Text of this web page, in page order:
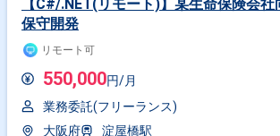
【C#/.NET(リモート)】某生命保険会
保守開発
リモート可
550,000円/月
業務委託(フリーランス)
大阪府
淀屋橋駅